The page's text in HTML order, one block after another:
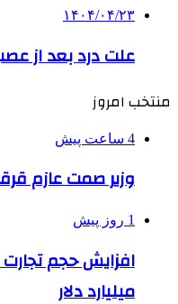
۱۴۰۴/۰۴/۲۳
علت درد بعد از
منتخب امروز
4 ساعت پیش
وزیر صمت عازم
1 روز پیش
میلیارد دلار